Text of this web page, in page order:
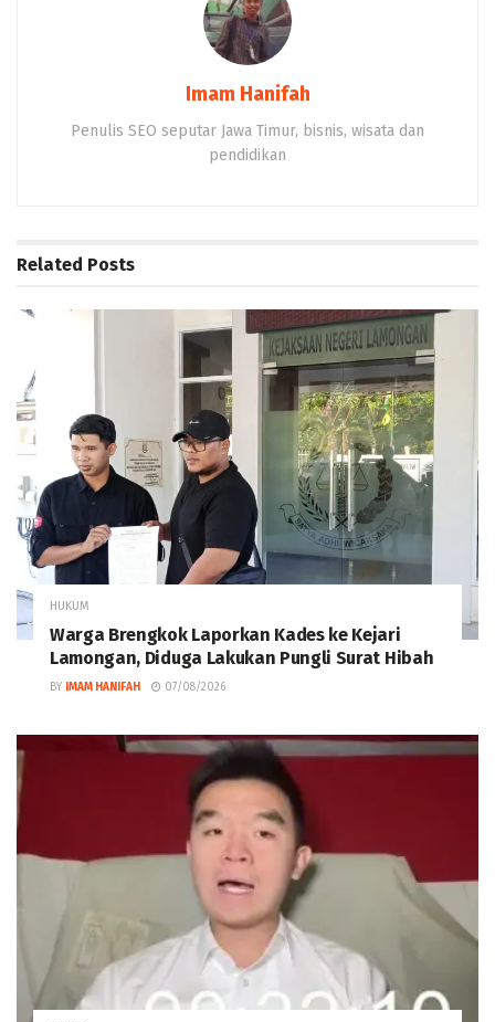
Imam Hanifah
Penulis SEO seputar Jawa Timur, bisnis, wisata dan
pendidikan
Related Posts
HUKUM
Warga Brengkok Laporkan Kades ke Kejari
Lamongan, Diduga Lakukan Pungli Surat Hibah
BY IMAM HANIFAH 07/08/2026